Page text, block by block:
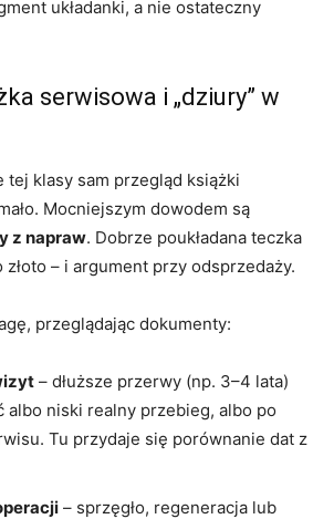
układanki, a nie ostateczny
serwisowa i „dziury” w
tej klasy sam przegląd książki
Mocniejszym dowodem są
z napraw. Dobrze poukładana teczka
– i argument przy odsprzedaży.
przeglądając dokumenty:
– dłuższe przerwy (np. 3–4 lata)
albo niski realny przebieg, albo po
Tu przydaje się porównanie dat z
– sprzęgło, regeneracja lub